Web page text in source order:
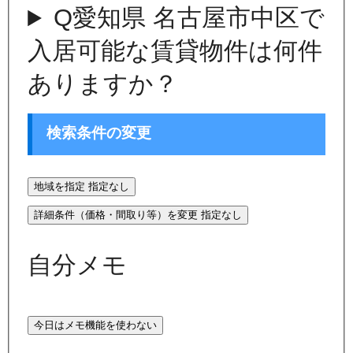
Q愛知県 名古屋市中区で
入居可能な賃貸物件は何件
ありますか？
検索条件の変更
地域を指定 指定なし
詳細条件（価格・間取り等）を変更 指定なし
自分メモ
今日はメモ機能を使わない